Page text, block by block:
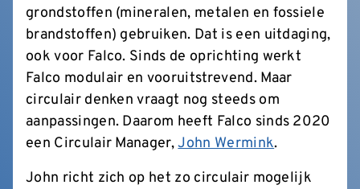
grondstoffen (mineralen, metalen en fossiele
brandstoffen) gebruiken. Dat is een uitdaging,
ook voor Falco. Sinds de oprichting werkt
Falco modulair en vooruitstrevend. Maar
circulair denken vraagt nog steeds om
aanpassingen. Daarom heeft Falco sinds 2020
een Circulair Manager,John Wermink.
John richt zich op het zo circulair mogelijk